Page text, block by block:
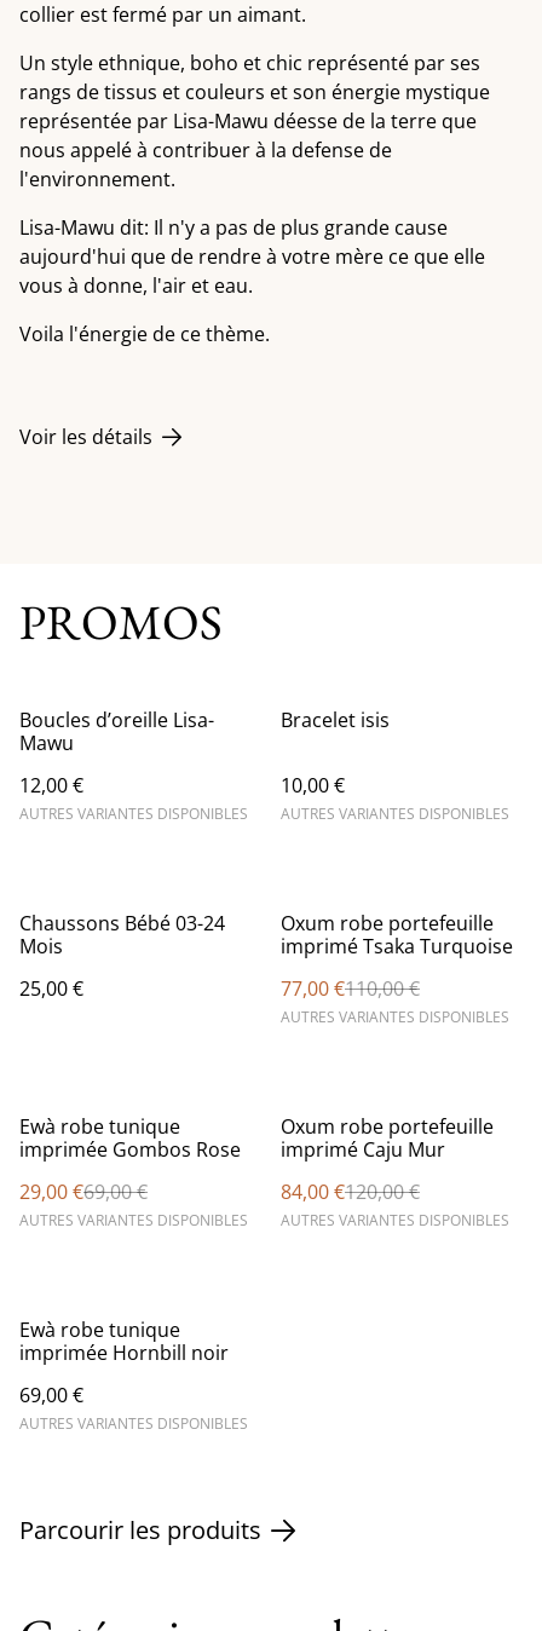
collier est fermé par un aimant.
Un style ethnique, boho et chic représenté par ses
rangs de tissus et couleurs et son énergie mystique
représentée par Lisa-Mawu déesse de la terre que
nous appelé à contribuer à la defense de
l'environnement.
Lisa-Mawu dit: Il n'y a pas de plus grande cause
aujourd'hui que de rendre à votre mère ce que elle
vous à donne, l'air et eau.
Voila l'énergie de ce thème.
Voir les détails
PROMOS
Boucles d’oreille Lisa-
Mawu
12,00 €
AUTRES VARIANTES DISPONIBLES
Bracelet isis
10,00 €
AUTRES VARIANTES DISPONIBLES
Chaussons Bébé 03-24
Mois
25,00 €
%
Oxum robe portefeuille
imprimé Tsaka Turquoise
77,00 €110,00 €
AUTRES VARIANTES DISPONIBLES
%
Ewà robe tunique
imprimée Gombos Rose
29,00 €69,00 €
AUTRES VARIANTES DISPONIBLES
%
Oxum robe portefeuille
imprimé Caju Mur
84,00 €120,00 €
AUTRES VARIANTES DISPONIBLES
Ewà robe tunique
imprimée Hornbill noir
69,00 €
AUTRES VARIANTES DISPONIBLES
Parcourir les produits